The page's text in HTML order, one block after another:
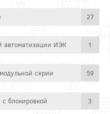
27
автоматизации ИЭК 1
серии 59
блокировкой 3